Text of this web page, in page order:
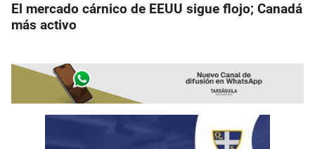
El mercado cárnico de EEUU sigue flojo; Canadá
más activo